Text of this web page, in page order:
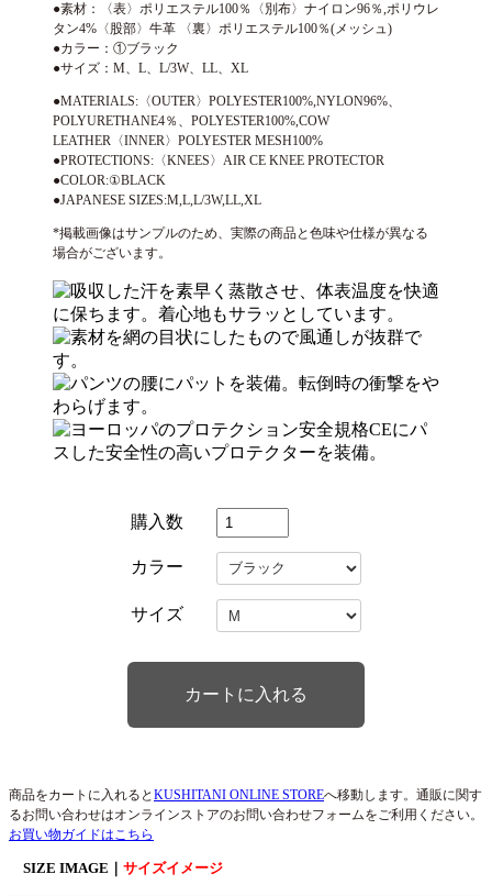
●素材：〈表〉ポリエステル100％〈別布〉ナイロン96％,ポリウレ
タン4%〈股部〉牛革 〈裏〉ポリエステル100％(メッシュ)
●カラー：①ブラック
●サイズ：M、L、L/3W、LL、XL
●MATERIALS:〈OUTER〉POLYESTER100%,NYLON96%、
POLYURETHANE4％、POLYESTER100%,COW
LEATHER〈INNER〉POLYESTER MESH100%
●PROTECTIONS:〈KNEES〉AIR CE KNEE PROTECTOR
●COLOR:①BLACK
●JAPANESE SIZES:M,L,L/3W,LL,XL
*掲載画像はサンプルのため、実際の商品と色味や仕様が異なる
場合がございます。
購入数
カラー
サイズ
商品をカートに入れると KUSHITANI ONLINE STOREへ移動します。通販に関す
るお問い合わせはオンラインストアのお問い合わせフォームをご利用ください。
お買い物ガイドはこちら
SIZE IMAGE｜ サイズイメージ